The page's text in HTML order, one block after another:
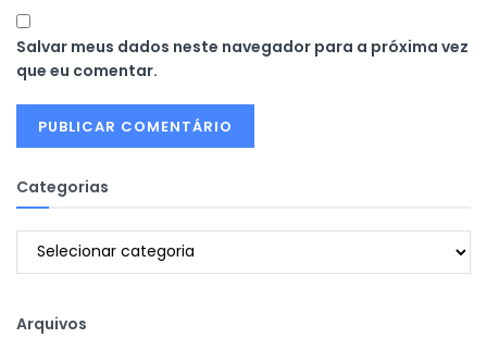
Salvar meus dados neste navegador para a próxima vez
que eu comentar.
Categorias
Categorias
Arquivos